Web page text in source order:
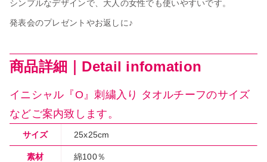
[A4カレンダープレゼント]サタ
ネラ
ゴールデンウィーク期間中のお
シンプルなデザインで、大人の女性でも使いやすいです。
発表会のプレゼントやお返しに♪
商品詳細｜Detail infomation
イニシャル『O』刺繍入り タオルチーフのサイズ
などご案内致します。
サイズ 25x25cm
素材 綿100％